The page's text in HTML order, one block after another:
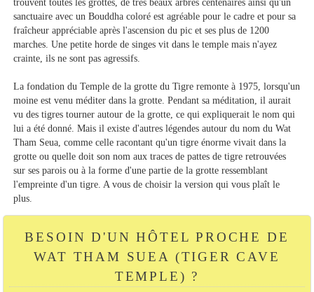
sanctuaire avec un Bouddha coloré est agréable pour le cadre et pour sa
fraîcheur appréciable après l'ascension du pic et ses plus de 1200
marches. Une petite horde de singes vit dans le temple mais n'ayez
crainte, ils ne sont pas agressifs.
La fondation du Temple de la grotte du Tigre remonte à 1975, lorsqu'un
moine est venu méditer dans la grotte. Pendant sa méditation, il aurait
vu des tigres tourner autour de la grotte, ce qui expliquerait le nom qui
lui a été donné. Mais il existe d'autres légendes autour du nom du Wat
Tham Seua, comme celle racontant qu'un tigre énorme vivait dans la
grotte ou quelle doit son nom aux traces de pattes de tigre retrouvées
sur ses parois ou à la forme d'une partie de la grotte ressemblant
l'empreinte d'un tigre. A vous de choisir la version qui vous plaît le
plus.
BESOIN D'UN HÔTEL PROCHE DE
WAT THAM SUEA (TIGER CAVE
TEMPLE) ?